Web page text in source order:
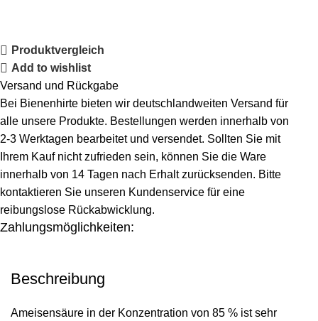
Produktvergleich
Add to wishlist
Versand und Rückgabe
Bei Bienenhirte bieten wir deutschlandweiten Versand für
alle unsere Produkte. Bestellungen werden innerhalb von
2-3 Werktagen bearbeitet und versendet. Sollten Sie mit
Ihrem Kauf nicht zufrieden sein, können Sie die Ware
innerhalb von 14 Tagen nach Erhalt zurücksenden. Bitte
kontaktieren Sie unseren Kundenservice für eine
reibungslose Rückabwicklung.
Zahlungsmöglichkeiten:
Beschreibung
Ameisensäure in der Konzentration von 85 % ist sehr